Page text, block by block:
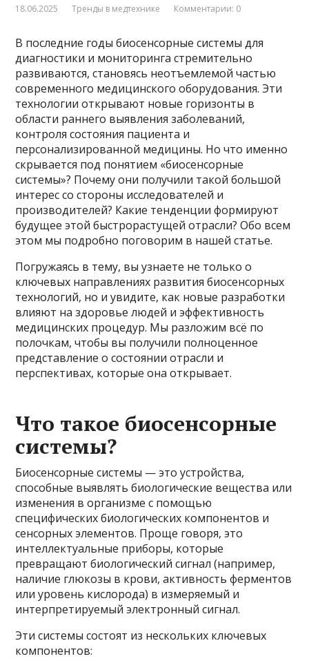
18.06.2025 Тренды в медтехнике Комментарии: 0
В последние годы биосенсорные системы для
диагностики и мониторинга стремительно
развиваются, становясь неотъемлемой частью
современного медицинского оборудования. Эти
технологии открывают новые горизонты в
области раннего выявления заболеваний,
контроля состояния пациента и
персонализированной медицины. Но что именно
скрывается под понятием «биосенсорные
системы»? Почему они получили такой большой
интерес со стороны исследователей и
производителей? Какие тенденции формируют
будущее этой быстрорастущей отрасли? Обо всем
этом мы подробно поговорим в нашей статье.
Погружаясь в тему, вы узнаете не только о
ключевых направлениях развития биосенсорных
технологий, но и увидите, как новые разработки
влияют на здоровье людей и эффективность
медицинских процедур. Мы разложим всё по
полочкам, чтобы вы получили полноценное
представление о состоянии отрасли и
перспективах, которые она открывает.
Что такое биосенсорные
системы?
Биосенсорные системы — это устройства,
способные выявлять биологические вещества или
изменения в организме с помощью
специфических биологических компонентов и
сенсорных элементов. Проще говоря, это
интеллектуальные приборы, которые
превращают биологический сигнал (например,
наличие глюкозы в крови, активность ферментов
или уровень кислорода) в измеряемый и
интерпретируемый электронный сигнал.
Эти системы состоят из нескольких ключевых
компонентов: